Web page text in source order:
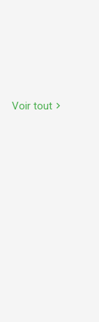
Voir tout chevron_right